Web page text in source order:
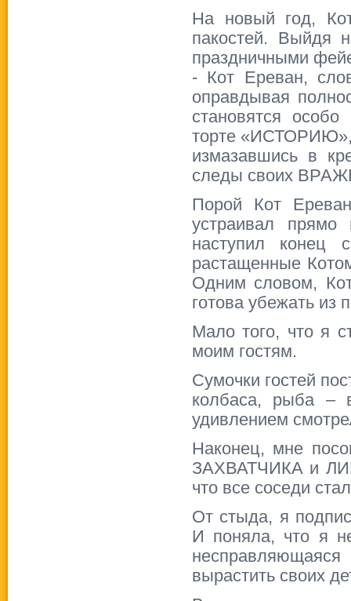
На новый год,
пакостей. Выйдя
праздничными
- Кот Ереван,
оправдывая
становятся
торте «ИСТОРИЮ»,
измазавшись в
следы своих
Порой Кот
устраивал
наступил конец
растащенные
Одним словом,
готова убежать из
Мало того, что я
моим гостям.
Сумочки гостей
колбаса, рыба –
удивлением
Наконец, мне
ЗАХВАТЧИКА и
что все соседи
От стыда, я
И поняла, что я
вырастить своих